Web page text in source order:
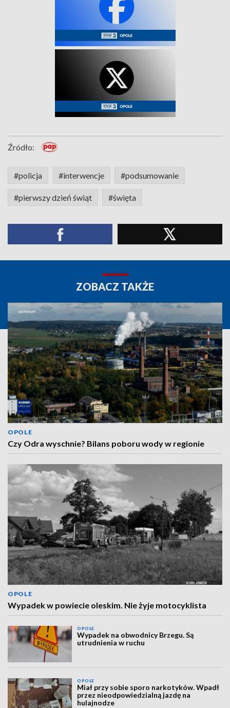
Źródło:
#policja #interwencje #podsumowanie
#pierwszy dzień świąt #święta
ZOBACZ TAKŻE
OPOLE
Czy Odra wyschnie? Bilans poboru wody w regionie
OPOLE
Wypadek w powiecie oleskim. Nie żyje motocyklista
OPOLE
Wypadek na obwodnicy Brzegu. Są
utrudnienia w ruchu
OPOLE
Miał przy sobie sporo narkotyków. Wpadł
przez nieodpowiedzialną jazdę na
hulajnodze